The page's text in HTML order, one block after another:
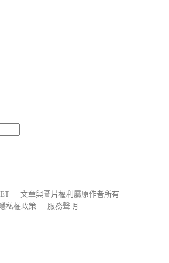
文章與圖片權利屬原作者所有
私權政策
服務聲明